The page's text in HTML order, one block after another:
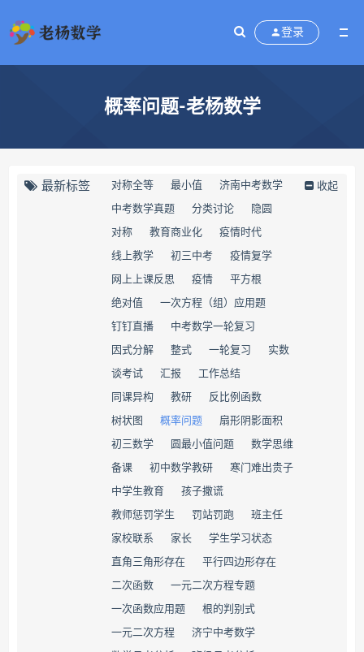
登录
概率问题-老杨数学
最新标签 对称全等 最小值 济南中考数学
中考数学真题 分类讨论 隐圆
对称 教育商业化 疫情时代
线上教学 初三中考 疫情复学
网上上课反思 疫情 平方根
绝对值 一次方程（组）应用题
钉钉直播 中考数学一轮复习
因式分解 整式 一轮复习 实数
谈考试 汇报 工作总结
同课异构 教研 反比例函数
树状图 概率问题 扇形阴影面积
初三数学 圆最小值问题 数学思维
备课 初中数学教研 寒门难出贵子
中学生教育 孩子撒谎
教师惩罚学生 罚站罚跑 班主任
家校联系 家长 学生学习状态
直角三角形存在 平行四边形存在
二次函数 一元二次方程专题
一次函数应用题 根的判别式
一元二次方程 济宁中考数学
收起